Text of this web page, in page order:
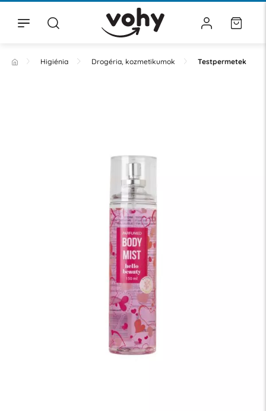
Higiénia Drogéria, kozmetikumok Testpermetek